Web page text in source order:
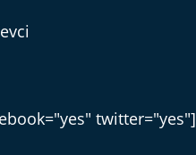
twitter="yes"]